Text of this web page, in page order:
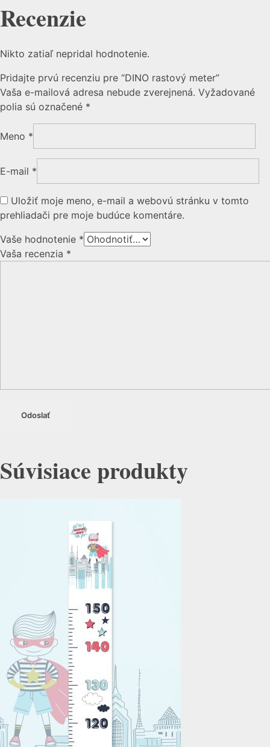
Recenzie
Nikto zatiaľ nepridal hodnotenie.
Pridajte prvú recenziu pre “DINO rastový meter”
Vaša e-mailová adresa nebude zverejnená. Vyžadované
polia sú označené *
Meno *
E-mail *
Uložiť moje meno, e-mail a webovú stránku v tomto
prehliadači pre moje budúce komentáre.
Vaše hodnotenie *
Vaša recenzia *
Súvisiace produkty